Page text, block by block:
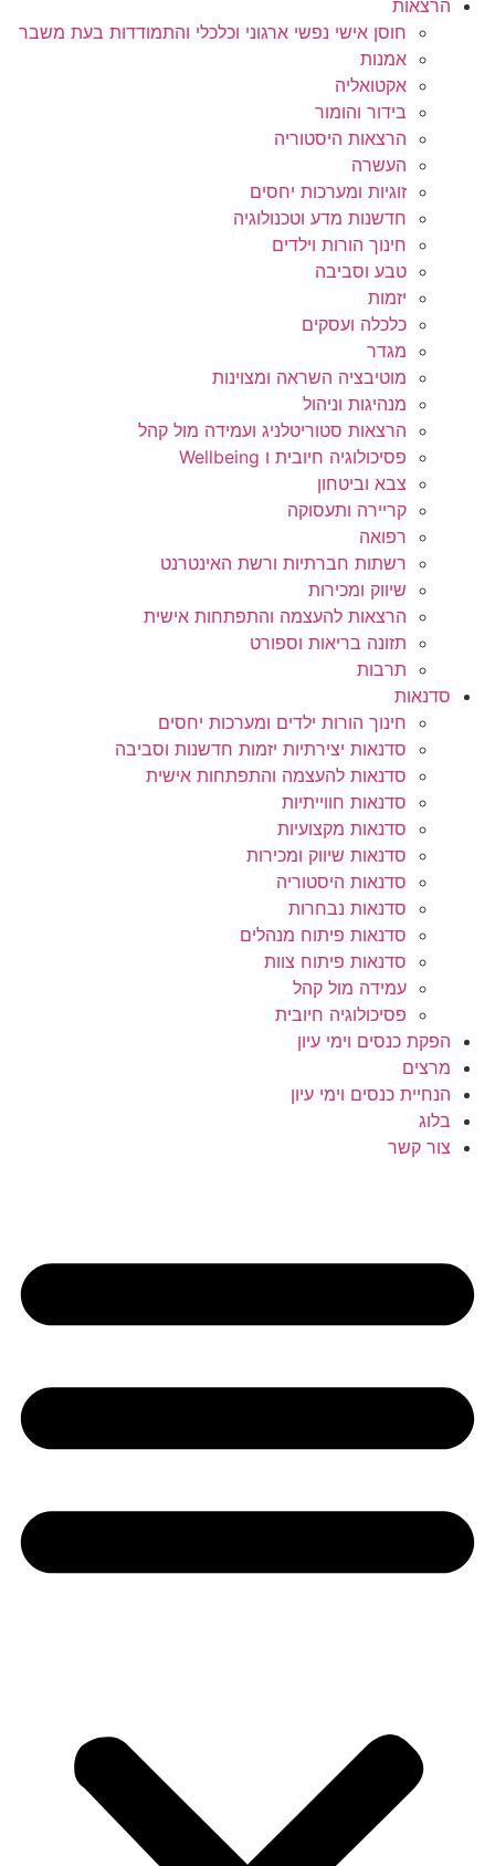
הרצאות
חוסן אישי נפשי ארגוני וכלכלי והתמודדות בעת משבר
אמנות
אקטואליה
בידור והומור
הרצאות היסטוריה
העשרה
זוגיות ומערכות יחסים
חדשנות מדע וטכנולוגיה
חינוך הורות וילדים
טבע וסביבה
יזמות
כלכלה ועסקים
מגדר
מוטיבציה השראה ומצוינות
מנהיגות וניהול
הרצאות סטוריטלניג ועמידה מול קהל
פסיכולוגיה חיובית ו Wellbeing
צבא וביטחון
קריירה ותעסוקה
רפואה
רשתות חברתיות ורשת האינטרנט
שיווק ומכירות
הרצאות להעצמה והתפתחות אישית
תזונה בריאות וספורט
תרבות
סדנאות
חינוך הורות ילדים ומערכות יחסים
סדנאות יצירתיות יזמות חדשנות וסביבה
סדנאות להעצמה והתפתחות אישית
סדנאות חווייתיות
סדנאות מקצועיות
סדנאות שיווק ומכירות
סדנאות היסטוריה
סדנאות נבחרות
סדנאות פיתוח מנהלים
סדנאות פיתוח צוות
עמידה מול קהל
פסיכולוגיה חיובית
הפקת כנסים וימי עיון
מרצים
הנחיית כנסים וימי עיון
בלוג
צור קשר